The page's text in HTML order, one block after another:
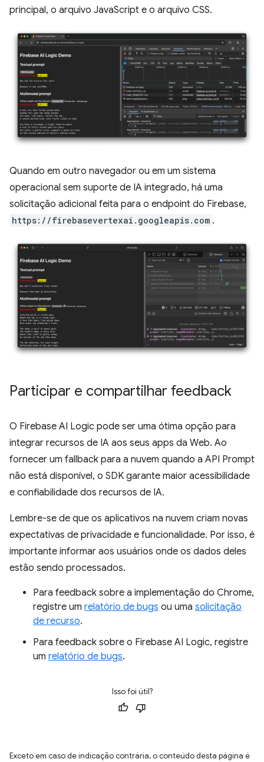
principal, o arquivo JavaScript e o arquivo CSS.
Quando em outro navegador ou em um sistema
operacional sem suporte de IA integrado, há uma
solicitação adicional feita para o endpoint do Firebase,
https://firebasevertexai.googleapis.com .
Participar e compartilhar feedback
O Firebase AI Logic pode ser uma ótima opção para
integrar recursos de IA aos seus apps da Web. Ao
fornecer um fallback para a nuvem quando a API Prompt
não está disponível, o SDK garante maior acessibilidade
e confiabilidade dos recursos de IA.
Lembre-se de que os aplicativos na nuvem criam novas
expectativas de privacidade e funcionalidade. Por isso, é
importante informar aos usuários onde os dados deles
estão sendo processados.
Para feedback sobre a implementação do Chrome,
registre um relatório de bugs ou uma solicitação
de recurso.
Para feedback sobre o Firebase AI Logic, registre
um relatório de bugs.
Isso foi útil?
Exceto em caso de indicação contrária, o conteúdo desta página é